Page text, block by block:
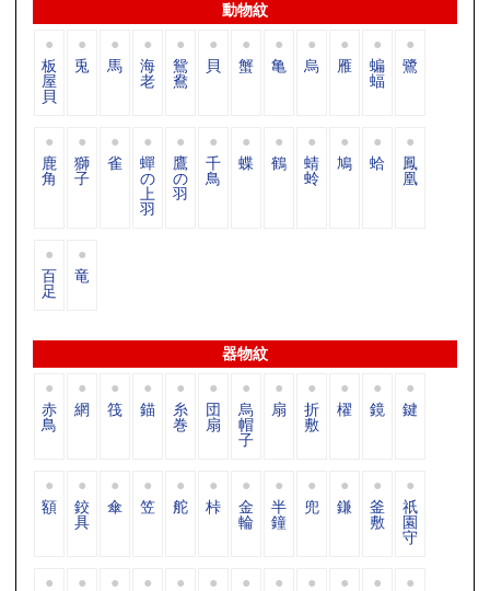
動物紋
板
屋
貝
兎 馬 海
老
鴛
鴦
貝 蟹 亀 烏 雁 蝙
蝠
鷺
鹿
角
獅
子
雀 蟬
の
上
羽
鷹
の
羽
千
鳥
蝶 鶴 蜻
蛉
鳩 蛤 鳳
凰
百
足
竜
器物紋
赤
鳥
網 筏 錨 糸
巻
団
扇
烏
帽
子
扇 折
敷
櫂 鏡 鍵
額 鉸
具
傘 笠 舵 桛 金
輪
半
鐘
兜 鎌 釜
敷
祇
園
守